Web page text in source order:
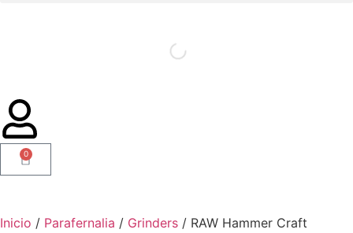
0
Inicio / Parafernalia / Grinders / RAW Hammer Craft